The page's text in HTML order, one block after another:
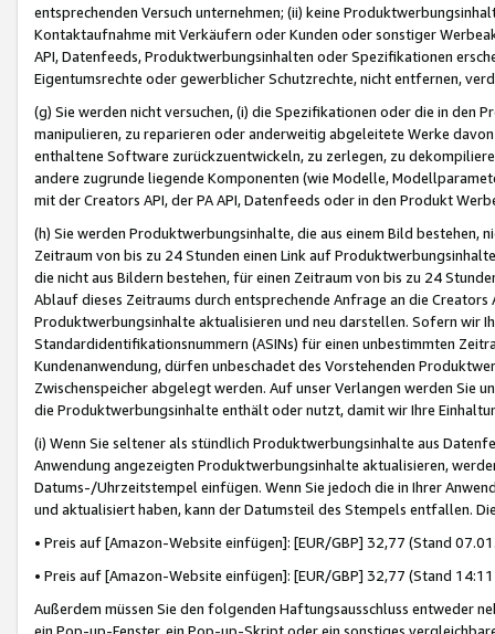
entsprechenden Versuch unternehmen; (ii) keine
Kontaktaufnahme mit Verkäufern oder Kunden oder sonstiger
API, Datenfeeds, Produktwerbungsinhalten oder Spezifikationen
Eigentumsrechte oder gewerblicher Schutzrechte, nicht entfernen,
(g) Sie werden nicht versuchen, (i) die Spezifikationen oder die in
manipulieren, zu reparieren oder anderweitig abgeleitete Werke
enthaltene Software zurückzuentwickeln, zu zerlegen, zu
andere zugrunde liegende Komponenten (wie Modelle,
mit der Creators API, der PA API, Datenfeeds oder in den Produkt
(h) Sie werden Produktwerbungsinhalte, die aus einem Bild bestehen,
Zeitraum von bis zu 24 Stunden einen Link auf
die nicht aus Bildern bestehen, für einen Zeitraum von bis zu 24
Ablauf dieses Zeitraums durch entsprechende Anfrage an die
Produktwerbungsinhalte aktualisieren und neu darstellen. Sofern wir
Standardidentifikationsnummern (ASINs) für einen unbestimmten
Kundenanwendung, dürfen unbeschadet des Vorstehenden
Zwischenspeicher abgelegt werden. Auf unser Verlangen werden Sie
die Produktwerbungsinhalte enthält oder nutzt, damit wir Ihre
(i) Wenn Sie seltener als stündlich Produktwerbungsinhalte aus
Anwendung angezeigten Produktwerbungsinhalte aktualisieren,
Datums-/Uhrzeitstempel einfügen. Wenn Sie jedoch die in Ihrer
und aktualisiert haben, kann der Datumsteil des Stempels entfallen.
• Preis auf [Amazon-Website einfügen]: [EUR/GBP] 32,77 (Stand
• Preis auf [Amazon-Website einfügen]: [EUR/GBP] 32,77 (Stand
Außerdem müssen Sie den folgenden Haftungsausschluss entweder
ein Pop-up-Fenster, ein Pop-up-Skript oder ein sonstiges